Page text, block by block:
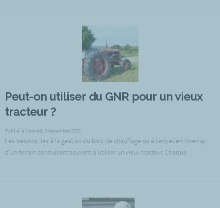
Peut-on utiliser du GNR pour un vieux
tracteur ?
Publié le Mercredi 3 décembre 2025
Les besoins liés à la gestion du bois de chauffage ou à l'entretien hivernal
d'un terrain conduisent souvent à utiliser un vieux tracteur. Chaque ...